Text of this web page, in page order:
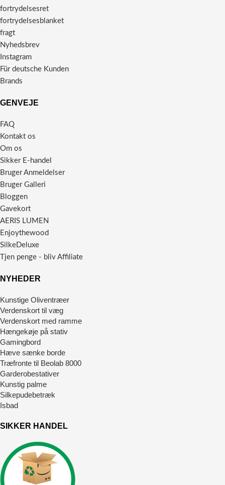
fortrydelsesret
fortrydelsesblanket
fragt
Nyhedsbrev
Instagram
Für deutsche Kunden
Brands
GENVEJE
FAQ
Kontakt os
Om os
Sikker E-handel
Bruger Anmeldelser
Bruger Galleri
Bloggen
Gavekort
AERIS LUMEN
Enjoythewood
SilkeDeluxe
Tjen penge - bliv Affiliate
NYHEDER
Kunstige Oliventræer
Verdenskort til væg
Verdenskort med ramme
Hængekøje på stativ
Gamingbord
Hæve sænke borde
Træfronte til Beolab 8000
Garderobestativer
Kunstig palme
Silkepudebetræk
Isbad
SIKKER HANDEL